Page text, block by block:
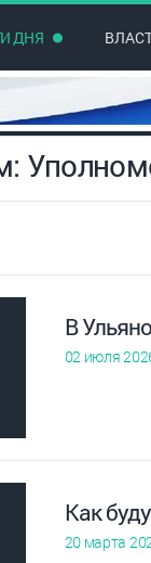
ДНЯ
В
02 июля
Как
20 марта